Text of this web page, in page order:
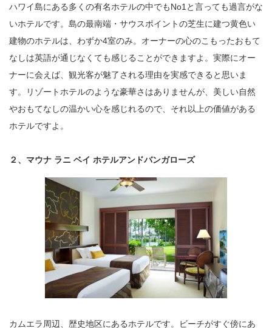
ハワイ島にある多くの有名ホテルの中でもNo1と言っても過言がな
いホテルです。島の最南端・サウスポイントの芝生に建つ黄色い
建物のホテルは、わずか4室のみ。オーナーの心のこもったおもて
なしは英語が通じなくても感じることができますよ。実際にオー
ナーに会えば、観光客が魅了される理由を実感できると思いま
す。リゾートホテルのような豪華さはありませんが、美しい自然
やおもてなしの温かい心を感じれるので、それ以上の価値がある
ホテルですよ。
２、マウナ ラニ ベイ ホテルアンドバンガローズ
カムエラ周辺、歴史地区にあるホテルです。ビーチがすぐ傍にあ